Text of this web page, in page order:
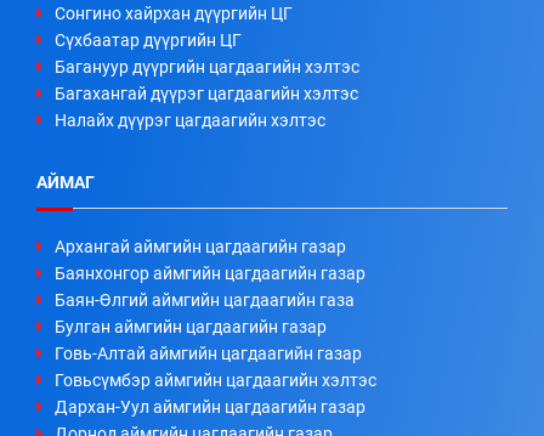
Сонгино хайрхан дүүргийн ЦГ
Сүхбаатар дүүргийн ЦГ
Багануур дүүргийн цагдаагийн хэлтэс
Багахангай дүүрэг цагдаагийн хэлтэс
Налайх дүүрэг цагдаагийн хэлтэс
АЙМАГ
Архангай аймгийн цагдаагийн газар
Баянхонгор аймгийн цагдаагийн газар
Баян-Өлгий аймгийн цагдаагийн газа
Булган аймгийн цагдаагийн газар
Говь-Алтай аймгийн цагдаагийн газар
Говьсүмбэр аймгийн цагдаагийн хэлтэс
Дархан-Уул аймгийн цагдаагийн газар